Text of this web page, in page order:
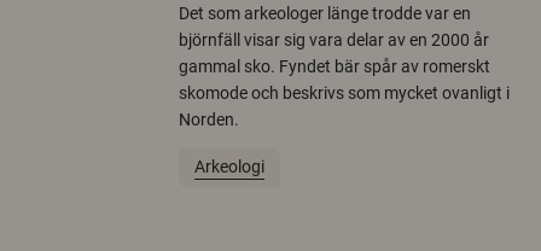
Det som arkeologer länge trodde var en
björnfäll visar sig vara delar av en 2000 år
gammal sko. Fyndet bär spår av romerskt
skomode och beskrivs som mycket ovanligt i
Norden.
Arkeologi